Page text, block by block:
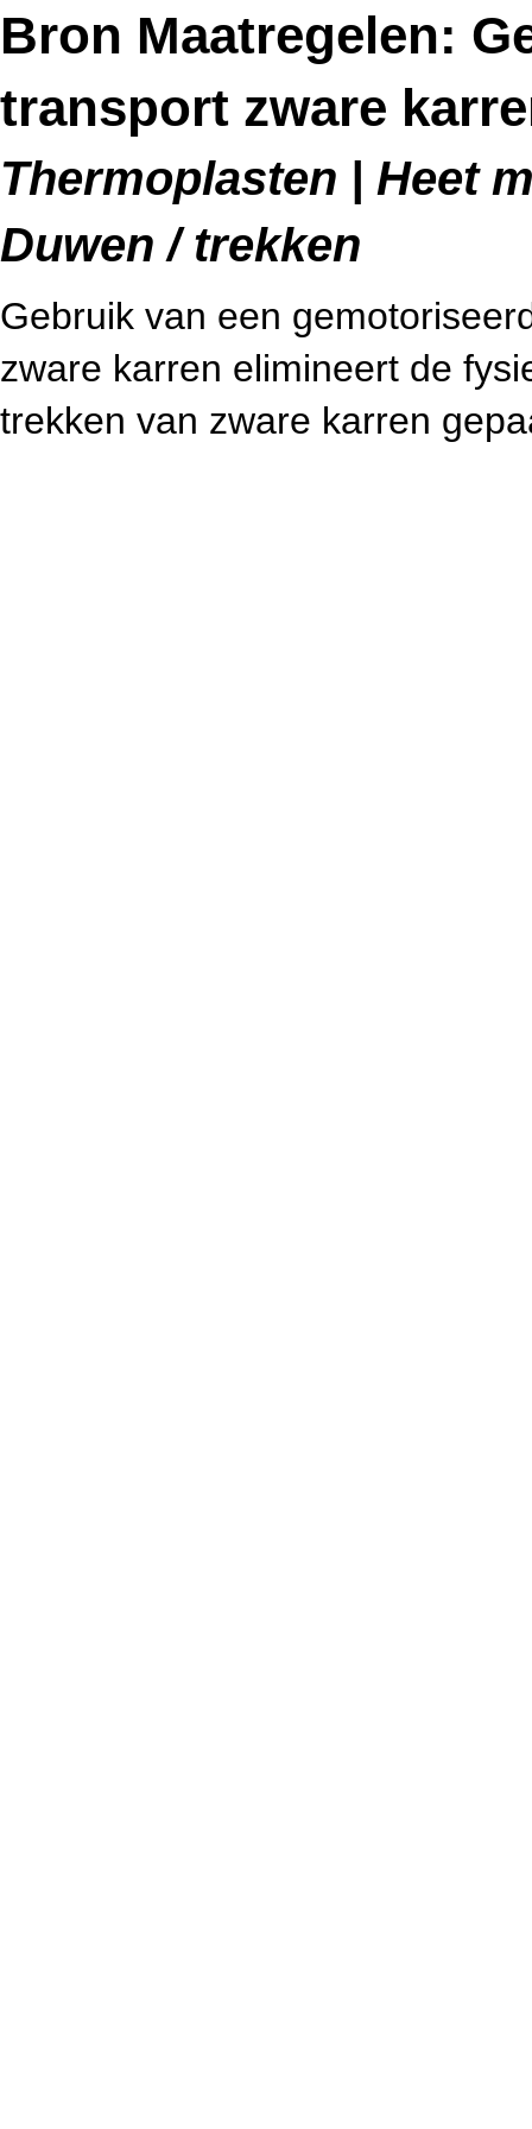
Bron Maatregelen:
transport zware
Thermoplasten | Heet
Duwen / trekken
Gebruik van een
zware karren elimineert de
trekken van zware karren